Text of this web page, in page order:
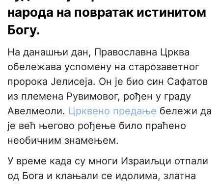
народа на повратак истинитом
Богу.
На данашњи дан, Православна Црква
обележава успомену на старозаветног
пророка Јелисеја. Он је био син Сафатов
из племена Рувимовог, рођен у граду
Авелмеоли. Црквено предање бележи да
је већ његово рођење било праћено
необичним знамењем.
У време када су многи Израиљци отпали
од Бога и клањали се идолима, златна